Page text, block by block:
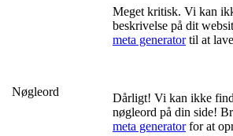
Meget kritisk. Vi kan
beskrivelse på dit
meta generatortil at
Nøgleord
Dårligt! Vi kan ikke
nøgleord på din side!
meta generatorfor at